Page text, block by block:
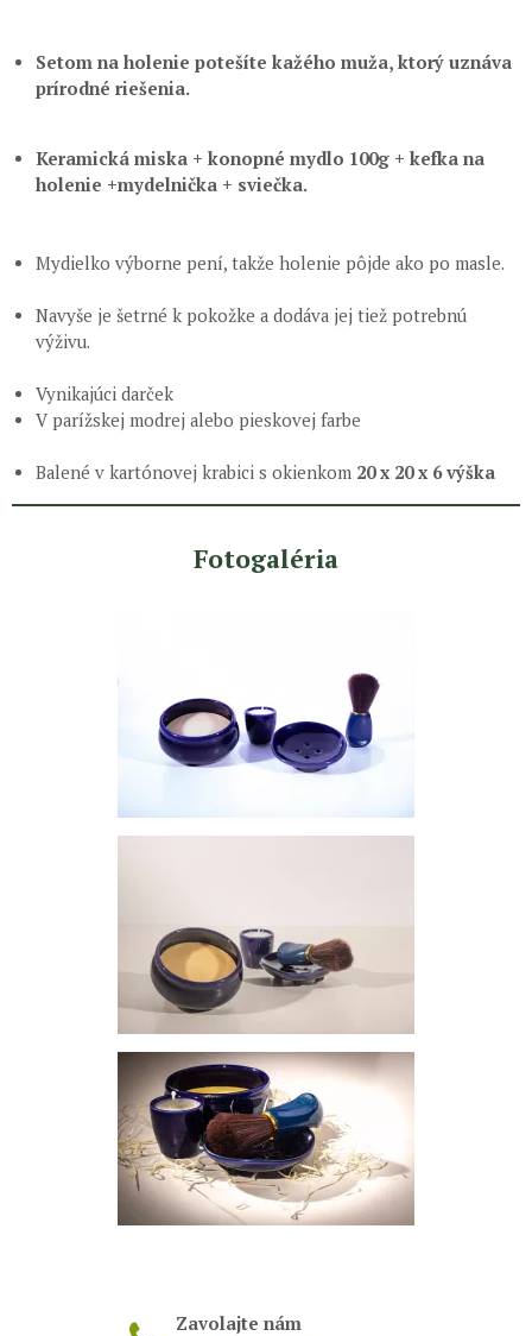
Setom na holenie potešíte kažého muža, ktorý uznáva
prírodné riešenia.
Keramická miska + konopné mydlo 100g + kefka na
holenie +mydelnička + sviečka.
Mydielko výborne pení, takže holenie pôjde ako po masle.
Navyše je šetrné k pokožke a dodáva jej tiež potrebnú
výživu.
Vynikajúci darček
V parížskej modrej alebo pieskovej farbe
Balené v kartónovej krabici s okienkom 20 x 20 x 6 výška
Fotogaléria
Zavolajte nám